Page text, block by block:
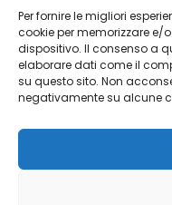
Per fornire le migliori
cookie per memorizzare e/
dispositivo. Il consenso a
elaborare dati come il
su questo sito. Non
negativamente su alcune
Read more